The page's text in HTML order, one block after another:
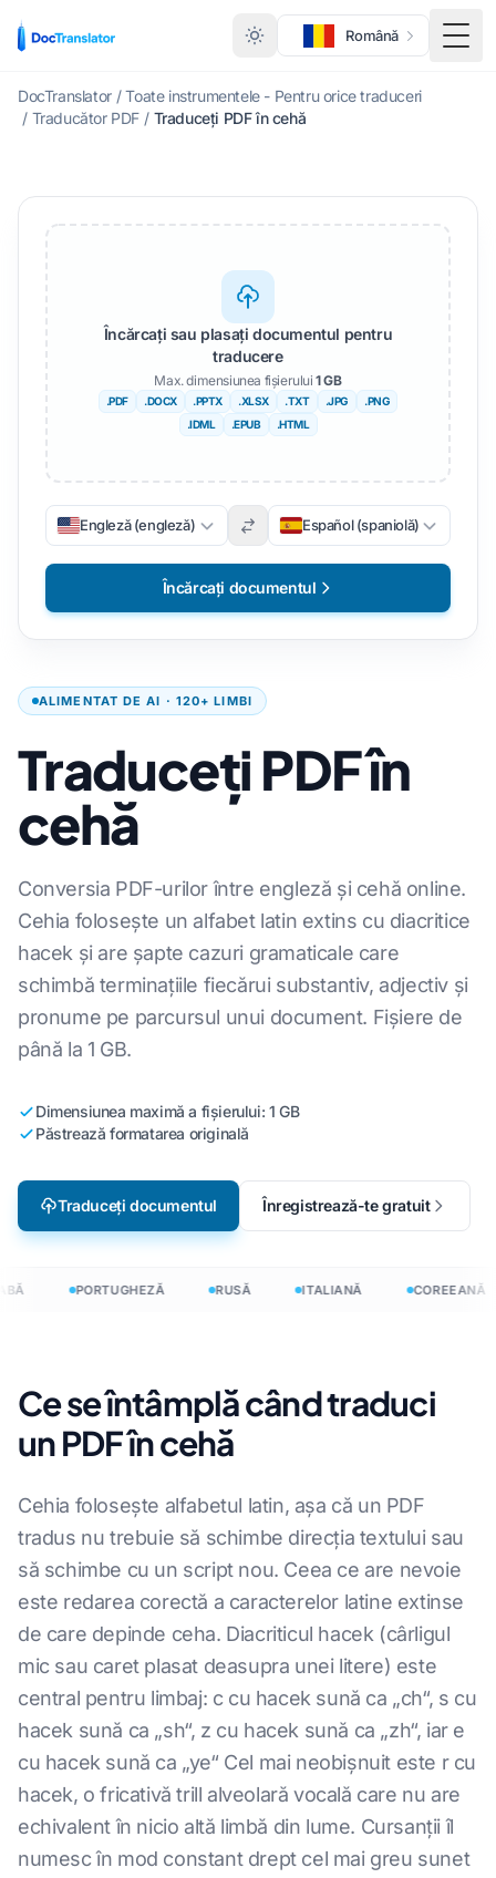
Română
DocTranslator / Toate instrumentele - Pentru orice traduceri
/ Traducător PDF / Traduceți PDF în cehă
ALIMENTAT DE AI · 120+ LIMBI
Traduceți PDF în
cehă
Conversia PDF-urilor între engleză și cehă online.
Cehia folosește un alfabet latin extins cu diacritice
hacek și are șapte cazuri gramaticale care
schimbă terminațiile fiecărui substantiv, adjectiv și
pronume pe parcursul unui document. Fișiere de
până la 1 GB.
Dimensiunea maximă a fișierului: 1 GB
Păstrează formatarea originală
Traduceți documentul Înregistrează-te gratuit
Încărcați sau plasați documentul pentru
traducere
Max. dimensiunea fișierului1 GB
.PDF .DOCX .PPTX .XLSX .TXT .JPG
.PNG
.IDML
.EPUB .HTML
Engleză (engleză) Español (spaniolă)
Încărcați documentul
PORTUGHEZĂ RUSĂ ITALIANĂ COREEANĂ
Ce se întâmplă când traduci
un PDF în cehă
Cehia folosește alfabetul latin, așa că un PDF
tradus nu trebuie să schimbe direcția textului sau
să schimbe cu un script nou. Ceea ce are nevoie
este redarea corectă a caracterelor latine extinse
de care depinde ceha. Diacriticul hacek (cârligul
mic sau caret plasat deasupra unei litere) este
central pentru limbaj: c cu hacek sună ca „ch“, s cu
hacek sună ca „sh“, z cu hacek sună ca „zh“, iar e
cu hacek sună ca „ye“ Cel mai neobișnuit este r cu
hacek, o fricativă trill alveolară vocală care nu are
echivalent în nicio altă limbă din lume. Cursanții îl
numesc în mod constant drept cel mai greu sunet